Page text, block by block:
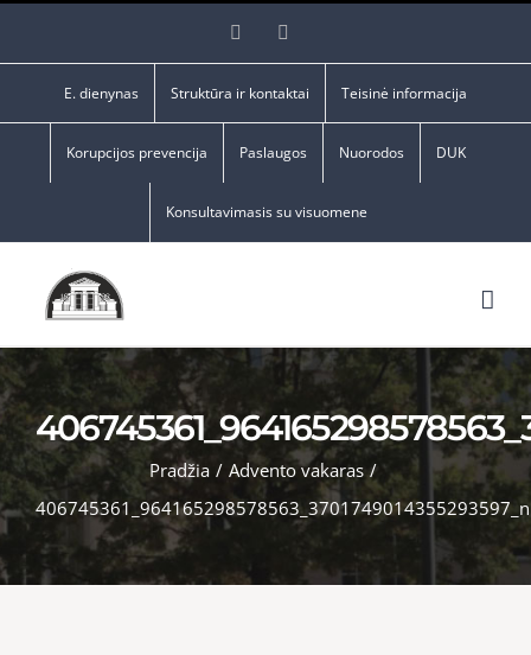
Facebook
E. dienynas Struktūra ir kontaktai Teisinė informacija
Korupcijos prevencija Paslaugos Nuorodos DUK
Konsultavimasis su visuomene
Pradžia / Advento vakaras /
406745361_964165298578563_3701749014355293597_n